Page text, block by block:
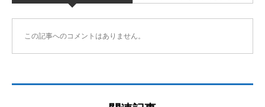
この記事へのコメントはありません。